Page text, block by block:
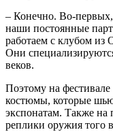
‒ Конечно. Во-первых,
наши постоянные
работаем с клубом
Они
веков.
Поэтому на
костюмы, которые
экспонатам. Также на
реплики оружия того